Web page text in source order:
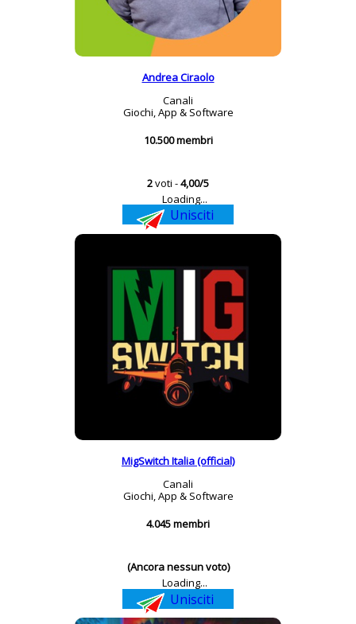
Andrea Ciraolo
Canali
Giochi, App & Software
10.500 membri
2voti -4,00/5
Loading...
Unisciti
MigSwitch Italia (official)
Canali
Giochi, App & Software
4.045 membri
(Ancora nessun voto)
Loading...
Unisciti